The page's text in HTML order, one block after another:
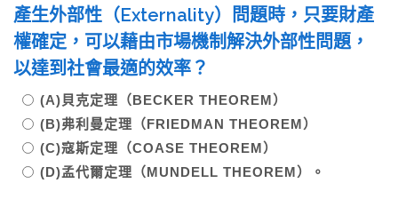
產生外部性（Externality）問題時，只要財產
權確定，可以藉由市場機制解決外部性問題，
以達到社會最適的效率？
(A)貝克定理（BECKER THEOREM）
(B)弗利曼定理（FRIEDMAN THEOREM）
(C)寇斯定理（COASE THEOREM）
(D)孟代爾定理（MUNDELL THEOREM）。